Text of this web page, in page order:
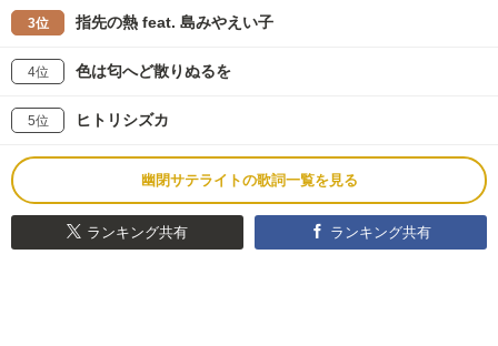
3位 指先の熱 feat. 島みやえい子
4位 色は匂へど散りぬるを
5位 ヒトリシズカ
幽閉サテライトの歌詞一覧を見る
ランキング共有 ランキング共有